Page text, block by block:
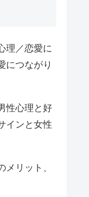
理／恋愛に
につながり
性心理と好
インと女性
リット、